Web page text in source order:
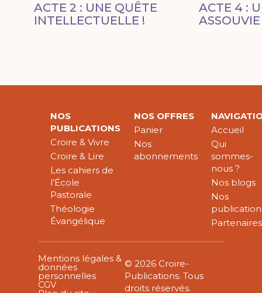
ACTE 2 : UNE QUÊTE
INTELLECTUELLE !
ACTE 4 :
ASSOUVIE
NOS
PUBLICATIONS
Croire & Vivre
Croire & Lire
Les cahiers de
l’École
Pastorale
Théologie
Évangélique
NOS OFFRES
Panier
Nos
abonnements
Accueil
Qui
sommes-
nous ?
Nos blogs
Nos
Partenaires
Mentions légales &
données
personnelles
CGV
© 2026 Croire-
Publications. Tous
droits réservés.